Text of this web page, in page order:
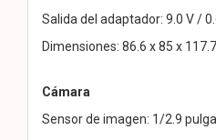
Salida del adaptador: 9.0 V /
Dimensiones: 86.6 x 85 x
Cámara
Sensor de imagen: 1/2.9